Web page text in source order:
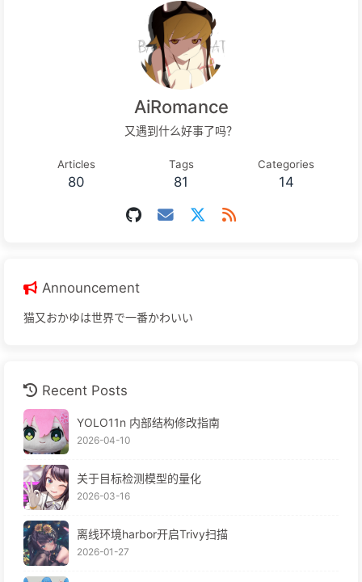
AiRomance
又遇到什么好事了吗？
Articles
80
Tags
81
Categories
14
Announcement
猫又おかゆは世界で一番かわいい
Recent Posts
YOLO11n 内部结构修改指南
2026-04-10
关于目标检测模型的量化
2026-03-16
离线环境harbor开启Trivy扫描
2026-01-27